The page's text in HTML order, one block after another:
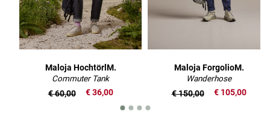
Maloja HochtörlM.
Commuter Tank
€ 36,00
€ 60,00
Maloja ForgolioM.
Wanderhose
€ 105,00
€ 150,00